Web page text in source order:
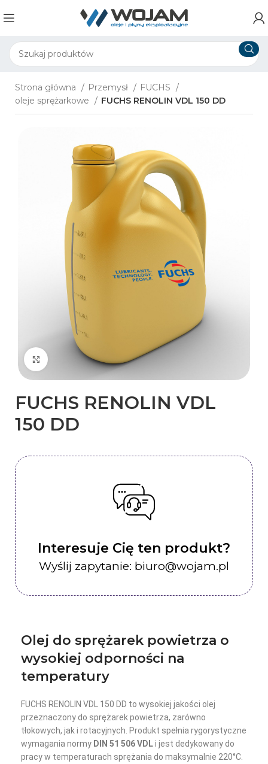
Strona główna Przemysł
FUCHS
oleje sprężarkowe
FUCHS RENOLIN VDL 150 DD
Kliknij, aby powiększyć
FUCHS RENOLIN VDL
150 DD
Interesuje Cię ten produkt?
Wyślij zapytanie: biuro@wojam.pl
Olej do sprężarek powietrza o
wysokiej odporności na
temperatury
FUCHS RENOLIN VDL 150 DD to wysokiej jakości olej
przeznaczony do sprężarek powietrza, zarówno
tłokowych, jak i rotacyjnych. Produkt spełnia rygorystyczne
wymagania normy DIN 51 506 VDLi jest dedykowany do
pracy w temperaturach sprężania do maksymalnie 220°C.